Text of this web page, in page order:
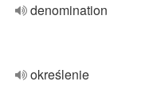
denomination
określenie